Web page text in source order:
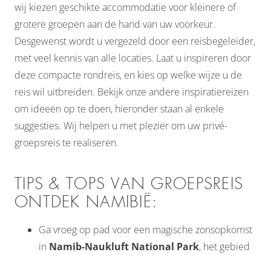
wij kiezen geschikte accommodatie voor kleinere of
grotere groepen aan de hand van uw voorkeur.
Desgewenst wordt u vergezeld door een reisbegeleider,
met veel kennis van alle locaties. Laat u inspireren door
deze compacte rondreis, en kies op welke wijze u de
reis wil uitbreiden. Bekijk onze andere inspiratiereizen
om ideeën op te doen, hieronder staan al enkele
suggesties. Wij helpen u met plezier om uw privé-
groepsreis te realiseren.
TIPS & TOPS VAN GROEPSREIS
ONTDEK NAMIBIË:
Ga vroeg op pad voor een magische zonsopkomst
in Namib-Naukluft National Park, het gebied